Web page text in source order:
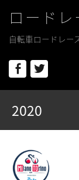
ロード
自転車ロードレー
Facebook
2020